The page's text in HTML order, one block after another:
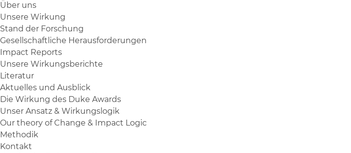
Über uns
Unsere Wirkung
Stand der Forschung
Gesellschaftliche Herausforderungen
Impact Reports
Unsere Wirkungsberichte
Literatur
Aktuelles und Ausblick
Die Wirkung des Duke Awards
Unser Ansatz & Wirkungslogik
Our theory of Change & Impact Logic
Methodik
Kontakt